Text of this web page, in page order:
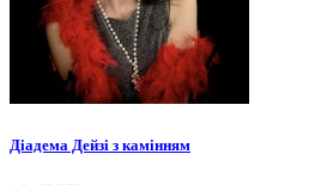
Діадема Дейзі з камінням